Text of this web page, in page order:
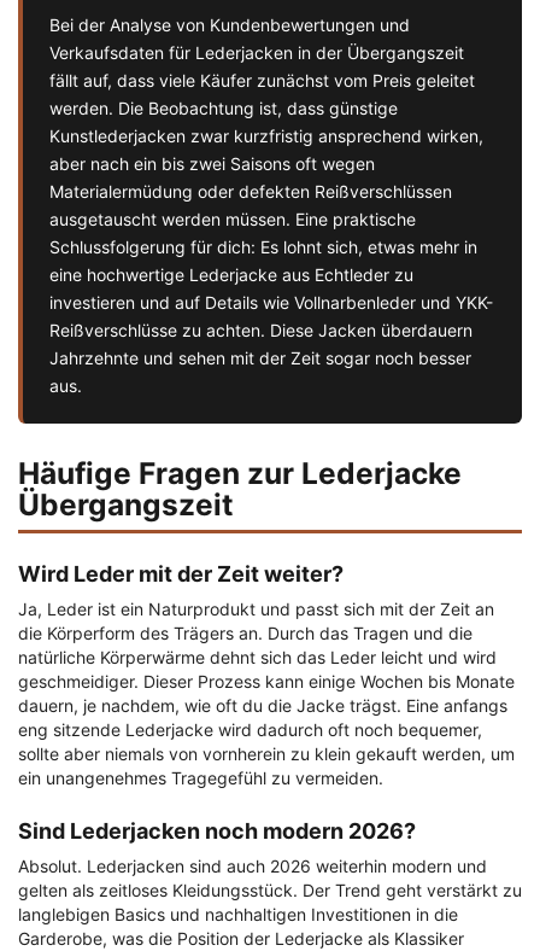
Bei der Analyse von Kundenbewertungen und
Verkaufsdaten für Lederjacken in der Übergangszeit
fällt auf, dass viele Käufer zunächst vom Preis geleitet
werden. Die Beobachtung ist, dass günstige
Kunstlederjacken zwar kurzfristig ansprechend wirken,
aber nach ein bis zwei Saisons oft wegen
Materialermüdung oder defekten Reißverschlüssen
ausgetauscht werden müssen. Eine praktische
Schlussfolgerung für dich: Es lohnt sich, etwas mehr in
eine hochwertige Lederjacke aus Echtleder zu
investieren und auf Details wie Vollnarbenleder und YKK-
Reißverschlüsse zu achten. Diese Jacken überdauern
Jahrzehnte und sehen mit der Zeit sogar noch besser
aus.
Häufige Fragen zur Lederjacke
Übergangszeit
Wird Leder mit der Zeit weiter?
Ja, Leder ist ein Naturprodukt und passt sich mit der Zeit an
die Körperform des Trägers an. Durch das Tragen und die
natürliche Körperwärme dehnt sich das Leder leicht und wird
geschmeidiger. Dieser Prozess kann einige Wochen bis Monate
dauern, je nachdem, wie oft du die Jacke trägst. Eine anfangs
eng sitzende Lederjacke wird dadurch oft noch bequemer,
sollte aber niemals von vornherein zu klein gekauft werden, um
ein unangenehmes Tragegefühl zu vermeiden.
Sind Lederjacken noch modern 2026?
Absolut. Lederjacken sind auch 2026 weiterhin modern und
gelten als zeitloses Kleidungsstück. Der Trend geht verstärkt zu
langlebigen Basics und nachhaltigen Investitionen in die
Garderobe, was die Position der Lederjacke als Klassiker